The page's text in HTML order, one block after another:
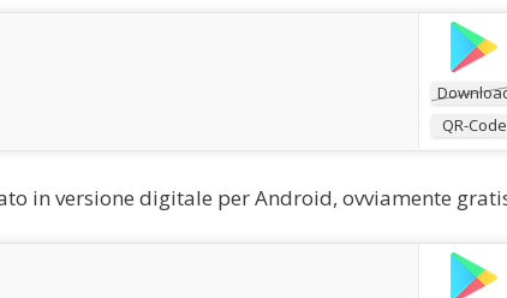
QR-Code
in versione digitale per Android, ovviamente